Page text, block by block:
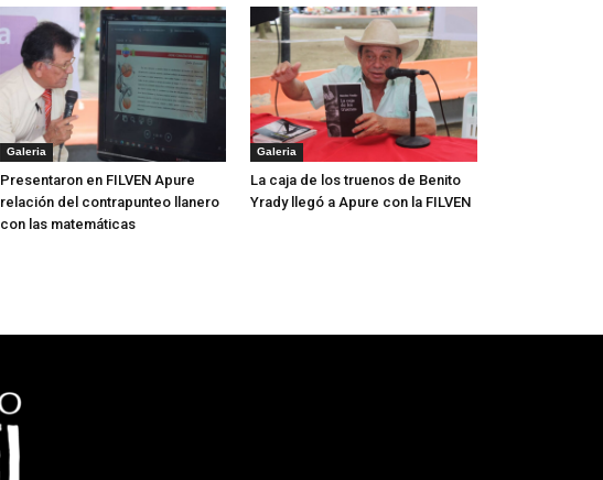
Galeria
Presentaron en FILVEN Apure
relación del contrapunteo llanero
con las matemáticas
Galeria
La caja de los truenos de Benito
Yrady llegó a Apure con la FILVEN